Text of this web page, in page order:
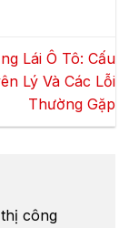
Lái Ô Tô: Cấu
Lý Và Các Lỗi
Thường Gặp
công